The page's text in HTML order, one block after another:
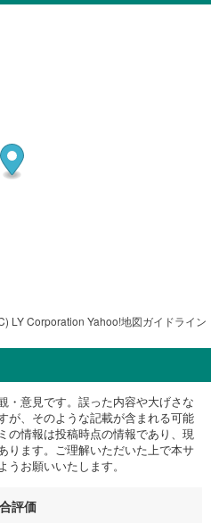
LY Corporation Yahoo!地図ガイドライン
・意見です。誤った内容や大げさな
が、そのような記載が含まれる可能
の情報は投稿時点の情報であり、現
ります。ご理解いただいた上で本サ
お願いいたします。
評価